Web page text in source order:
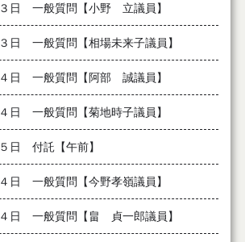
日 一般質問【小野 立議員】
日 一般質問【相場未来子議員】
日 一般質問【阿部 誠議員】
日 一般質問【菊地時子議員】
日 付託【午前】
日 一般質問【今野孝嶺議員】
日 一般質問【畠 貞一郎議員】